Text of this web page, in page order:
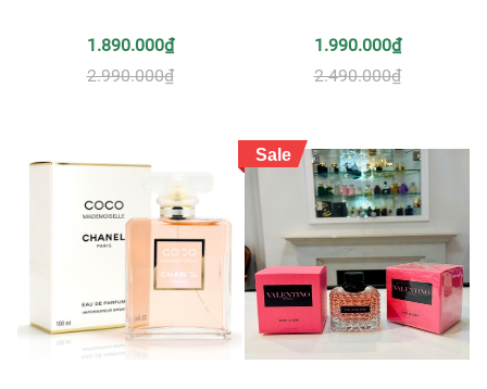
1.890.000₫
2.990.000₫
1.990.000₫
2.490.000₫
Sale